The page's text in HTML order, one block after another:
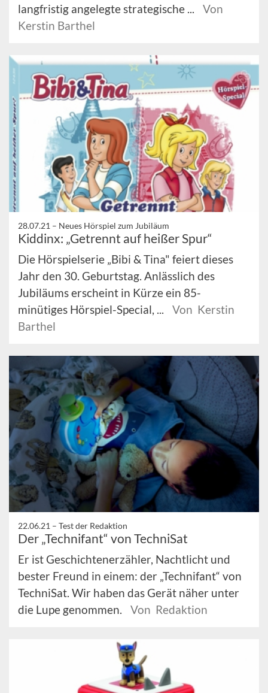
langfristig angelegte strategische ...
Von
Kerstin Barthel
28.07.21 – Neues Hörspiel zum Jubiläum
Kiddinx: „Getrennt auf heißer Spur“
Die Hörspielserie „Bibi & Tina" feiert dieses
Jahr den 30. Geburtstag. Anlässlich des
Jubiläums erscheint in Kürze ein 85-
minütiges Hörspiel-Special, ...
Von Kerstin
Barthel
22.06.21 – Test der Redaktion
Der „Technifant“ von TechniSat
Er ist Geschichtenerzähler, Nachtlicht und
bester Freund in einem: der „Technifant“ von
TechniSat. Wir haben das Gerät näher unter
die Lupe genommen.
Von Redaktion